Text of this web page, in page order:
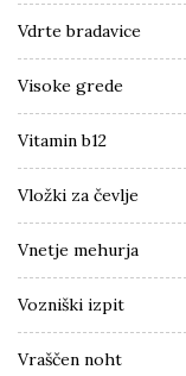
Vdrte bradavice
Visoke grede
Vitamin b12
Vložki za čevlje
Vnetje mehurja
Vozniški izpit
Vraščen noht